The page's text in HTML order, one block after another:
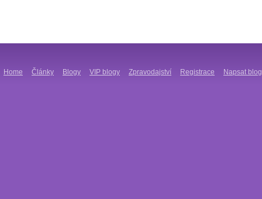
Home Články Blogy VIP blogy Zpravodajství Registrace Napsat blog